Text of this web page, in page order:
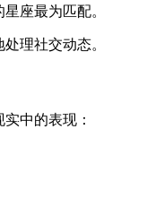
座最为匹配。
理社交动态。
中的表现：